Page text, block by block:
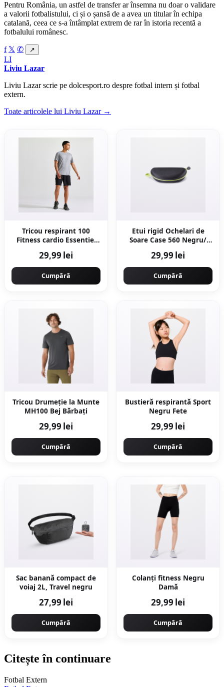
Pentru România, un astfel de transfer ar însemna nu doar o validare
a valorii fotbalistului, ci și o șansă de a avea un titular în echipa
catalană, ceea ce s-a întâmplat extrem de rar în istoria recentă a
fotbalului românesc.
f 𝕏 ✆ ↗
LI
Liviu Lazar
Liviu Lazar scrie pe dolcesport.ro despre fotbal intern și fotbal
extern.
Toate articolele lui Liviu Lazar →
Tricou respirant 100
Fitness cardio Essentiel
29,99 lei
Cumpără
Etui rigid Ochelari de
Soare Case 560 Negru/
29,99 lei
Cumpără
Tricou Drumeție la Munte
MH100 Bej Bărbați
29,99 lei
Cumpără
Bustieră respirantă Sport
Negru Fete
29,99 lei
Cumpără
Sac banană compact de
voiaj 2L, Travel negru
27,99 lei
Cumpără
Colanți fitness Negru
Damă
29,99 lei
Cumpără
Citește în continuare
Fotbal Extern